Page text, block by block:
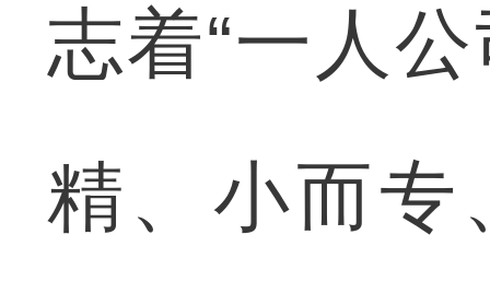
志着“一人
精、小而专